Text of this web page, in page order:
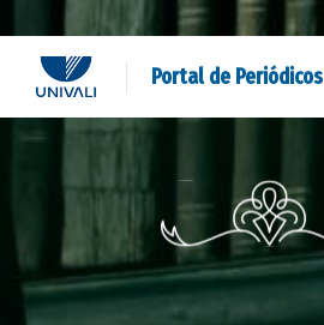
Portal de Periódicos